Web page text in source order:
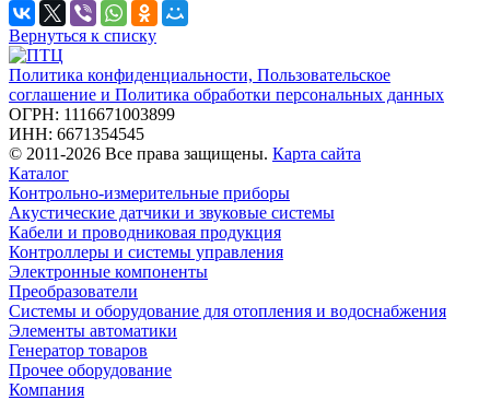
Вернуться к списку
Политика конфиденциальности, Пользовательское
соглашение и Политика обработки персональных данных
ОГРН: 1116671003899
ИНН: 6671354545
© 2011-2026 Все права защищены. Карта сайта
Каталог
Контрольно-измерительные приборы
Акустические датчики и звуковые системы
Кабели и проводниковая продукция
Контроллеры и системы управления
Электронные компоненты
Преобразователи
Системы и оборудование для отопления и водоснабжения
Элементы автоматики
Генератор товаров
Прочее оборудование
Компания